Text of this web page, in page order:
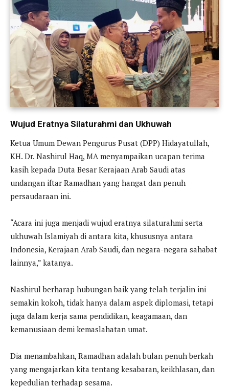
Wujud Eratnya Silaturahmi dan Ukhuwah
Ketua Umum Dewan Pengurus Pusat (DPP) Hidayatullah,
KH. Dr. Nashirul Haq, MA menyampaikan ucapan terima
kasih kepada Duta Besar Kerajaan Arab Saudi atas
undangan iftar Ramadhan yang hangat dan penuh
persaudaraan ini.
“Acara ini juga menjadi wujud eratnya silaturahmi serta
ukhuwah Islamiyah di antara kita, khususnya antara
Indonesia, Kerajaan Arab Saudi, dan negara-negara sahabat
lainnya,” katanya.
Nashirul berharap hubungan baik yang telah terjalin ini
semakin kokoh, tidak hanya dalam aspek diplomasi, tetapi
juga dalam kerja sama pendidikan, keagamaan, dan
kemanusiaan demi kemaslahatan umat.
Dia menambahkan, Ramadhan adalah bulan penuh berkah
yang mengajarkan kita tentang kesabaran, keikhlasan, dan
kepedulian terhadap sesama.